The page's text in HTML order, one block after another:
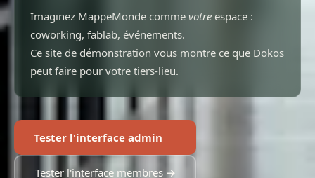
Imaginez MappeMonde comme votre espace :
coworking, fablab, événements.
Ce site de démonstration vous montre ce que Dokos
peut faire pour votre tiers-lieu.
Tester l'interface admin
Tester l'interface membres →